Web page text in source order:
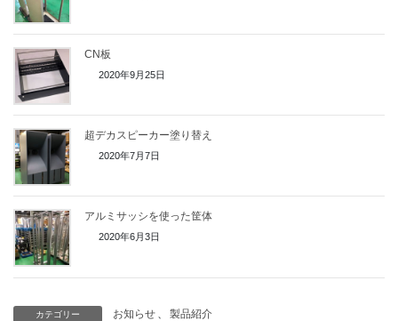
CN板
2020年9月25日
超デカスピーカー塗り替え
2020年7月7日
アルミサッシを使った筐体
2020年6月3日
カテゴリー お知らせ 製品紹介